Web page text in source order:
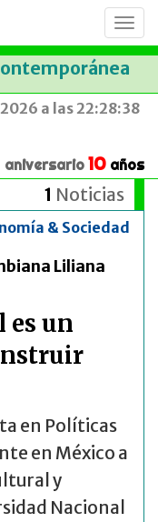
a las 22:28:38
aniversario 10 años
1 Noticias
& Sociedad
Liliana
es un
en Políticas
en México a
y
Nacional